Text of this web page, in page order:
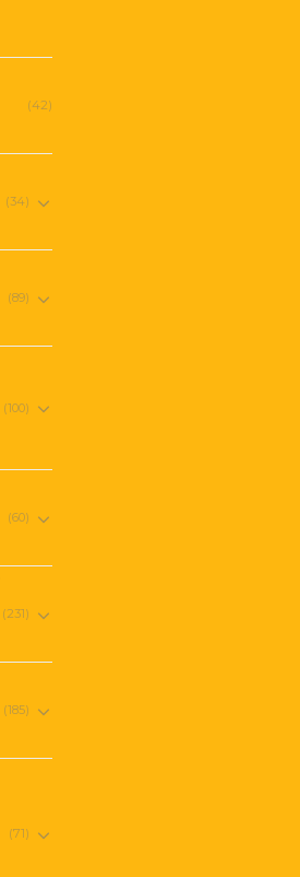
(42)
(34)
(89)
(100)
(60)
(231)
(185)
(71)